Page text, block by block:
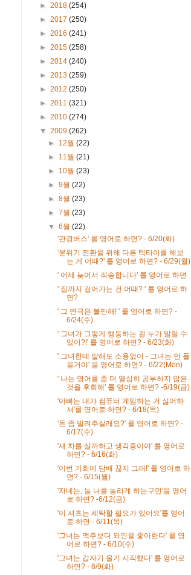
► 2018 (254)
► 2017 (250)
► 2016 (241)
► 2015 (258)
► 2014 (240)
► 2013 (259)
► 2012 (250)
► 2011 (321)
► 2010 (274)
▼ 2009 (262)
► 12월(22)
► 11월(21)
► 10월(23)
►9월(22)
►8월(23)
►7월(23)
▼6월(22)
'관광버스' 를 영어로 하면? - 6/20(화)
'분위기 전환을 위해 다른 텍타이를 해보
는 게 어때?' 를 영어로 하면? - 6/29(월)
' 어제 늦어서 죄송합니다' 를 영어로 하면
' 집까지 걸어가는 건 어때? ' 를 영어로 하
면?
' 그 연극은 볼만해! ' 를 영어로 하면? -
6/24(수)
' 그녀가 그렇게 행동하는 걸 누가 말릴 수
있어?!' 를 영어로 하면? - 6/23(화)
' 그녀한테 말해도 소용없어 - 그녀는 안 들
을거야' 을 영어로 하면? - 6/22(Mon)
' 나는 영어를 좀 더 열심히 공부하지 않은
것을 후회해' 를 영어로 하면? -6/19(금)
'아빠는 내가 컴퓨터 게임하는 거 싫어하
셔'를 영어로 하면? - 6/18(목)
'돈 좀 빌려주실래요?' 를 영어로 하면? -
6/17(수)
'새 차를 살까하고 생각중이야' 를 영어로
하면? - 6/16(화)
'이번 기회에 담배 끊지 그래!' 를 영어로 하
면? - 6/15(월)
'자네는, 늘 나를 놀라게 하는구먼'을 영어
로 하면? -6/12(금)
'이 셔츠는 세탁할 필요가 있어요'를 영어
로 하면 - 6/11(목)
'그녀는 맥주보다 와인을 좋아한다' 를 영
어로 하면? - 6/10(수)
'그녀는 갑자기 울기 시작했다' 를 영어로
하면? - 6/9(화)